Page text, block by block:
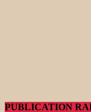
PUBLICATION